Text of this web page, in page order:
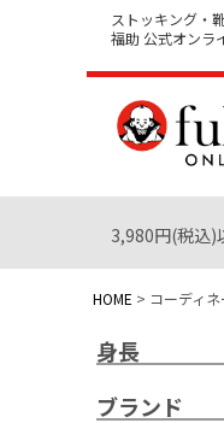
ストッキング・
福助 公式オンラ
3,980円(税込)
HOME コーディ
身長
ブランド